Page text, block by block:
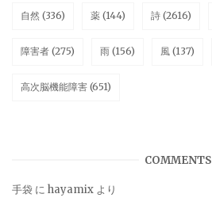
自然 (336) 薬 (144) 詩 (2616)
障害者 (275) 雨 (156) 風 (137)
高次脳機能障害 (651)
COMMENTS
手袋 に hayamix より